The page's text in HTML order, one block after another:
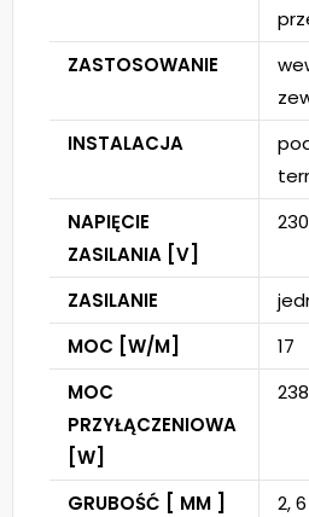
ZASTOSOWANIE
INSTALACJA
NAPIĘCIE
ZASILANIA [V]
ZASILANIE
MOC [W/M]
17
MOC
PRZYŁĄCZENIOWA
[W]
238
GRUBOŚĆ [ MM ]
2, 6